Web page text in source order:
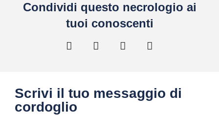
Condividi questo necrologio ai
tuoi conoscenti
Scrivi il tuo messaggio di
cordoglio